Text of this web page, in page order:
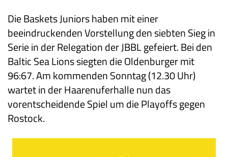
Die Baskets Juniors haben mit einer
beeindruckenden Vorstellung den siebten Sieg in
Serie in der Relegation der JBBL gefeiert. Bei den
Baltic Sea Lions siegten die Oldenburger mit
96:67. Am kommenden Sonntag (12.30 Uhr)
wartet in der Haarenuferhalle nun das
vorentscheidende Spiel um die Playoffs gegen
Rostock.